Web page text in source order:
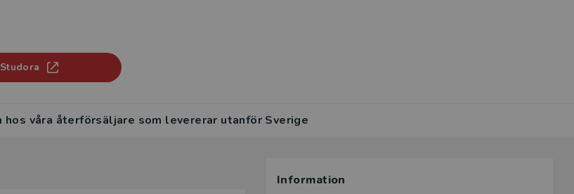
våra återförsäljare som levererar utanför Sverige
Information